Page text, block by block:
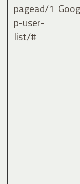
pagead/1
p-user-
list/#